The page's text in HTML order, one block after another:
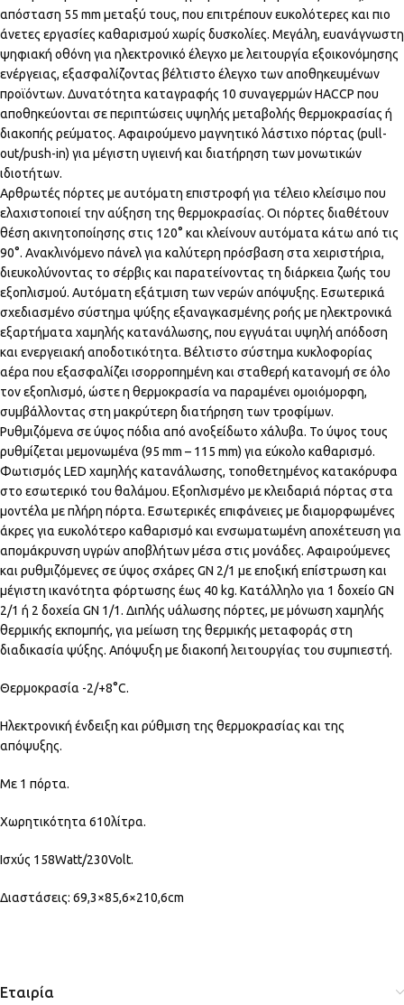
απόσταση 55 mm μεταξύ τους, που επιτρέπουν ευκολότερες και πιο
άνετες εργασίες καθαρισμού χωρίς δυσκολίες. Μεγάλη, ευανάγνωστη
ψηφιακή οθόνη για ηλεκτρονικό έλεγχο με λειτουργία εξοικονόμησης
ενέργειας, εξασφαλίζοντας βέλτιστο έλεγχο των αποθηκευμένων
προϊόντων. Δυνατότητα καταγραφής 10 συναγερμών HACCP που
αποθηκεύονται σε περιπτώσεις υψηλής μεταβολής θερμοκρασίας ή
διακοπής ρεύματος. Αφαιρούμενο μαγνητικό λάστιχο πόρτας (pull-
out/push-in) για μέγιστη υγιεινή και διατήρηση των μονωτικών
ιδιοτήτων.
Αρθρωτές πόρτες με αυτόματη επιστροφή για τέλειο κλείσιμο που
ελαχιστοποιεί την αύξηση της θερμοκρασίας. Οι πόρτες διαθέτουν
θέση ακινητοποίησης στις 120° και κλείνουν αυτόματα κάτω από τις
90°. Ανακλινόμενο πάνελ για καλύτερη πρόσβαση στα χειριστήρια,
διευκολύνοντας το σέρβις και παρατείνοντας τη διάρκεια ζωής του
εξοπλισμού. Αυτόματη εξάτμιση των νερών απόψυξης. Εσωτερικά
σχεδιασμένο σύστημα ψύξης εξαναγκασμένης ροής με ηλεκτρονικά
εξαρτήματα χαμηλής κατανάλωσης, που εγγυάται υψηλή απόδοση
και ενεργειακή αποδοτικότητα. Βέλτιστο σύστημα κυκλοφορίας
αέρα που εξασφαλίζει ισορροπημένη και σταθερή κατανομή σε όλο
τον εξοπλισμό, ώστε η θερμοκρασία να παραμένει ομοιόμορφη,
συμβάλλοντας στη μακρύτερη διατήρηση των τροφίμων.
Ρυθμιζόμενα σε ύψος πόδια από ανοξείδωτο χάλυβα. Το ύψος τους
ρυθμίζεται μεμονωμένα (95 mm – 115 mm) για εύκολο καθαρισμό.
Φωτισμός LED χαμηλής κατανάλωσης, τοποθετημένος κατακόρυφα
στο εσωτερικό του θαλάμου. Εξοπλισμένο με κλειδαριά πόρτας στα
μοντέλα με πλήρη πόρτα. Εσωτερικές επιφάνειες με διαμορφωμένες
άκρες για ευκολότερο καθαρισμό και ενσωματωμένη αποχέτευση για
απομάκρυνση υγρών αποβλήτων μέσα στις μονάδες. Αφαιρούμενες
και ρυθμιζόμενες σε ύψος σχάρες GN 2/1 με εποξική επίστρωση και
μέγιστη ικανότητα φόρτωσης έως 40 kg. Κατάλληλο για 1 δοχείο GN
2/1 ή 2 δοχεία GN 1/1. Διπλής υάλωσης πόρτες, με μόνωση χαμηλής
θερμικής εκπομπής, για μείωση της θερμικής μεταφοράς στη
διαδικασία ψύξης. Απόψυξη με διακοπή λειτουργίας του συμπιεστή.
Θερμοκρασία -2/+8°C.
Ηλεκτρονική ένδειξη και ρύθμιση της θερμοκρασίας και της
απόψυξης.
Με 1 πόρτα.
Χωρητικότητα 610λίτρα.
Ισχύς 158Watt/230Volt.
Διαστάσεις: 69,3×85,6×210,6cm
Εταιρία